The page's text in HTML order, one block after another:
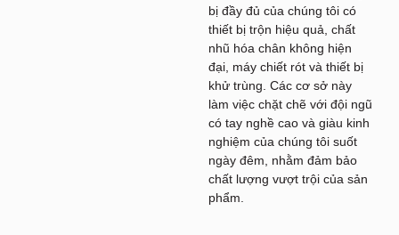
bị đầy đủ của chúng tôi có
thiết bị trộn hiệu quả, chất
nhũ hóa chân không hiện
đại, máy chiết rót và thiết bị
khử trùng. Các cơ sở này
làm việc chặt chẽ với đội ngũ
có tay nghề cao và giàu kinh
nghiệm của chúng tôi suốt
ngày đêm, nhằm đảm bảo
chất lượng vượt trội của sản
phẩm.